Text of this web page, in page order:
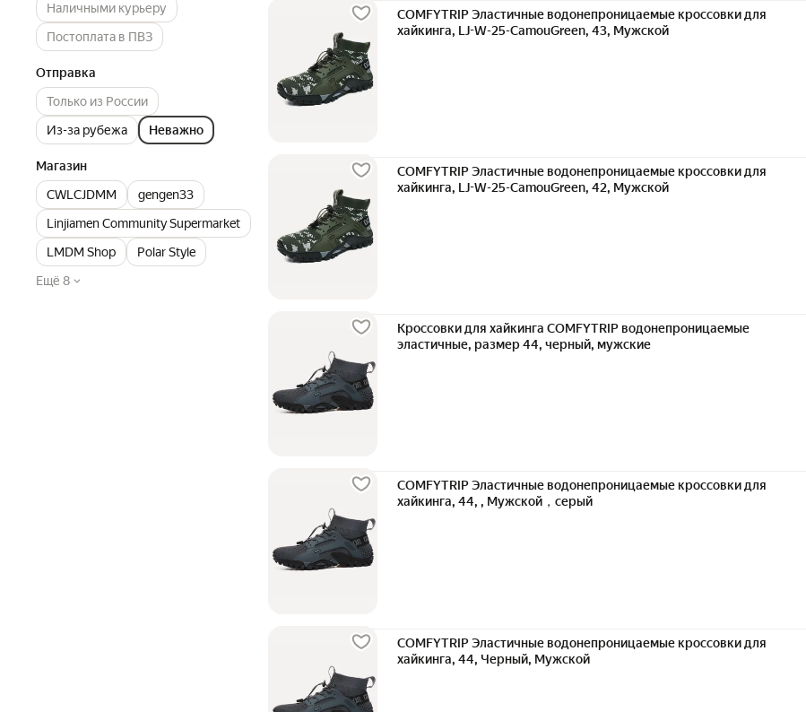
Наличными курьеру
Постоплата в ПВЗ
Отправка
Только из России
Из-за рубежа
Неважно
Магазин
CWLCJDMM
gengen33
Linjiamen Community Supermarket
LMDM Shop
Polar Style
Ещё 8
COMFYTRIP Эластичные водонепроницаемые кроссовки для
хайкинга, LJ-W-25-CamouGreen, 43, Мужской
COMFYTRIP Эластичные водонепроницаемые кроссовки для
хайкинга, LJ-W-25-CamouGreen, 42, Мужской
Кроссовки для хайкинга COMFYTRIP водонепроницаемые
эластичные, размер 44, черный, мужские
COMFYTRIP Эластичные водонепроницаемые кроссовки для
хайкинга, 44, , Мужской，серый
COMFYTRIP Эластичные водонепроницаемые кроссовки для
хайкинга, 44, Черный, Мужской